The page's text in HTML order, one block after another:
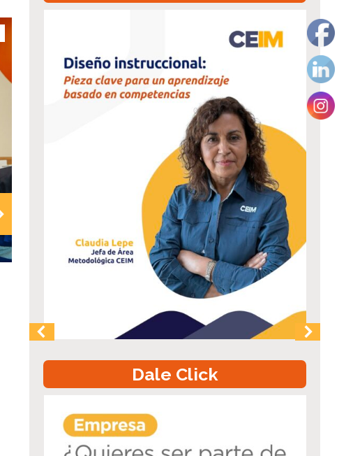
24 mujeres culminan programa
Operadoras de Martillo Acuñador
Meridian El Peñón
desarrollo de talento femenino y la empleabilidad. Con una
El Peñón y el Centro de Entrenamiento Industrial y Minero
Ver más
Dale Click